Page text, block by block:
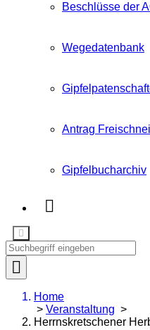
Beschlüsse der
Wegedatenbank
Antrag
Gipfelbucharchiv
Home
> Veranstaltung >
Herrnskretschener